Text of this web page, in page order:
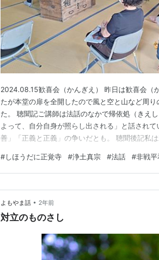
2024.08.15歓喜会（かんぎえ） 昨日は歓喜会（
たが本堂の扉を全開したので風と空と山など周
た。 聴聞記ご講師は法話のなかで帰依処（きえ
よって、自分自身が照らし出される」と話され
善」「正義と正義」の争いだとも。 聴聞後記私
た。悲惨な体験を誰にも言うことができず、心の
くいたのではないかと思います。 熱心にお寺に
#しほうだに正覚寺 #浄土真宗 #法話 #非戦平
よもやま話 • 2年前
対立のものさし